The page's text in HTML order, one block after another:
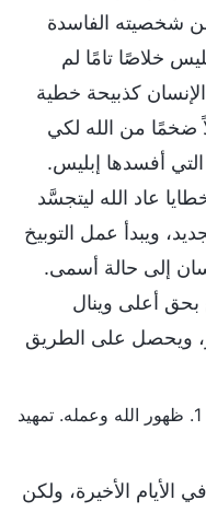
شخصيته الفاسدة
خلاصًا تامًا لم
كذبيحة خطية
ضخمًا من الله لكي
أفسدها إبليس.
عاد الله ليتجسَّد
ويبدأ عمل التوبيخ
إلى حالة أسمى.
أعلى وينال
ويحصل على الطريق
الأخيرة، ولكن